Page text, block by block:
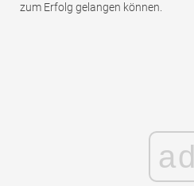
zum Erfolg gelangen können.
ad